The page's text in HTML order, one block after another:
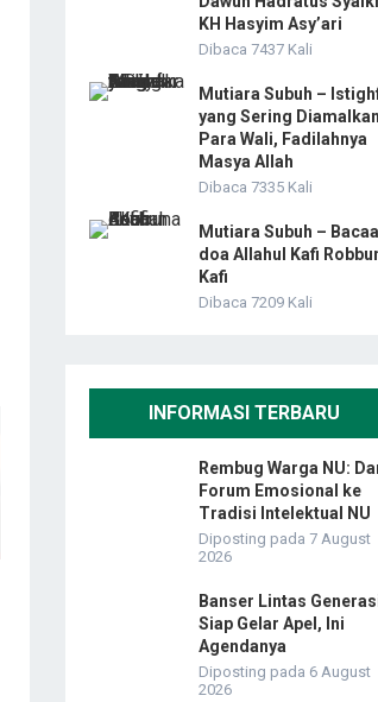
KH Hasyim Asy’ari
Dibaca 7437 Kali
Mutiara Subuh –
yang Sering Diamalkan
Para Wali, Fadilahnya
Masya Allah
Dibaca 7335 Kali
Mutiara Subuh –
doa Allahul Kafi
Kafi
Dibaca 7209 Kali
INFORMASI TERBARU
Rembug Warga NU:
Forum Emosional ke
Tradisi Intelektual NU
Diposting pada 7 August
2026
Banser Lintas
Siap Gelar Apel, Ini
Agendanya
Diposting pada 6 August
2026